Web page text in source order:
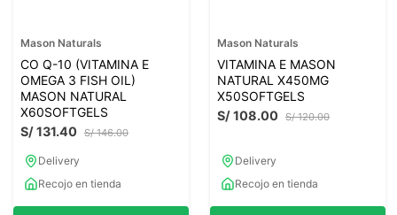
Mason Naturals
CO Q-10 (VITAMINA E
OMEGA 3 FISH OIL)
MASON NATURAL
X60SOFTGELS
S/ 146.00
S/131.40
Delivery
Recojo en tienda
Mason Naturals
VITAMINA E MASON
NATURAL X450MG
X50SOFTGELS
S/ 120.00
S/108.00
Delivery
Recojo en tienda